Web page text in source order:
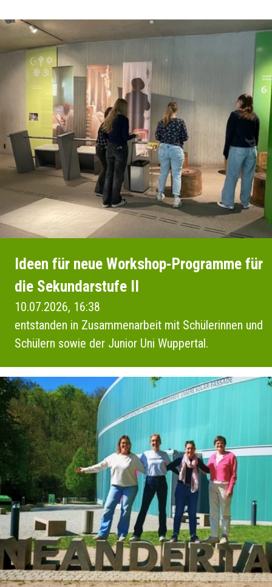
Ideen für neue Workshop-Programme für
die Sekundarstufe II
10.07.2026, 16:38
entstanden in Zusammenarbeit mit Schülerinnen und
Schülern sowie der Junior Uni Wuppertal.